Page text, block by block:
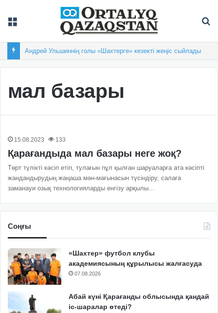
Андрей Ульшиннің голы «Шахтерге» кезекті жеңіс сыйлады
мал базары
15.08.2023 133
Қарағандыда мал базары неге жоқ?
Төрт түлікті кәсіп етіп, тулағын пұл қылған шаруаларға ата кәсіпті
жандандырудың жаңаша мән-мағынасын түсіндіру, салаға
заманауи озық технологияларды енгізу арқылы…
Соңғы
«Шахтер» футбол клубы
академиясының құрылысы жалғасуда
07.08.2026
Абай күні Қарағанды облысында қандай
іс-шаралар өтеді?